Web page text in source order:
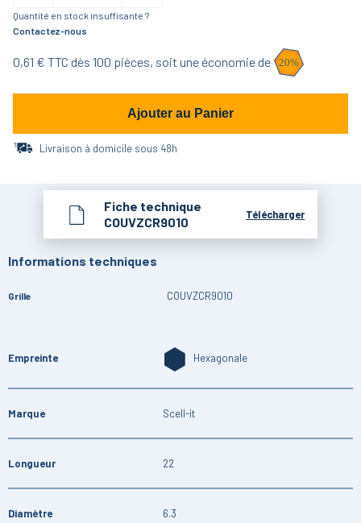
Quantité en stock insuffisante ?
Contactez-nous
0,61 € TTC dès 100 pièces, soit une économie de 20%
Ajouter au Panier
Livraison à domicile sous 48h
Fiche technique
COUVZCR9010
Télécharger
Informations techniques
Grille COUVZCR9010
Empreinte Hexagonale
Marque Scell-it
Longueur 22
Diamètre 6.3